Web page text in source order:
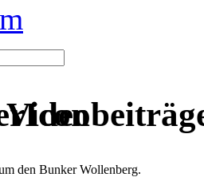
den Bunker Wollenberg.